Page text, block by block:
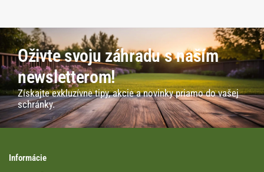
Oživte svoju záhradu s naším
newsletterom!
Získajte exkluzívne tipy, akcie a novinky priamo do vašej
schránky.
Informácie